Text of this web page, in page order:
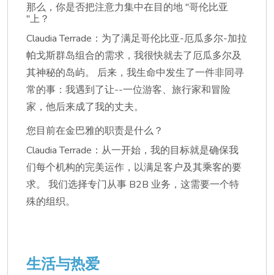
那么，你是否把注意力集中在目的地 "哥伦比亚
"上？
Claudia Terrade：为了满足哥伦比亚-厄瓜多尔-加拉
帕戈斯群岛组合的需求，我很快就去了厄瓜多尔及
其神秘的岛屿。 后来，我生命中发生了一件非同寻
常的事：我遇到了让--一位游客、旅行家和冒险
家，他后来成了我的丈夫。
您目前在金巴雅的职责是什么？
Claudia Terrade：从一开始，我的目标就是确保我
们每个机构的完美运作，以满足客户及其乘客的要
求。 我们选择专门从事 B2B 业务，这需要一个特
殊的组织。
生活与热爱